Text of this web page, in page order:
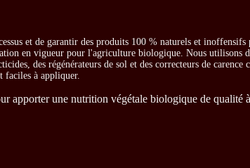
et de garantir des produits 100 % naturels et
en vigueur pour l'agriculture biologique. Nous utilisons
des régénérateurs de sol et des correcteurs de carence
faciles à appliquer.
apporter une nutrition végétale biologique de qualité